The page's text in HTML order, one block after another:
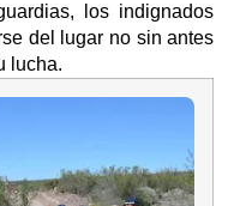
los indignados
del lugar no sin antes
lucha.